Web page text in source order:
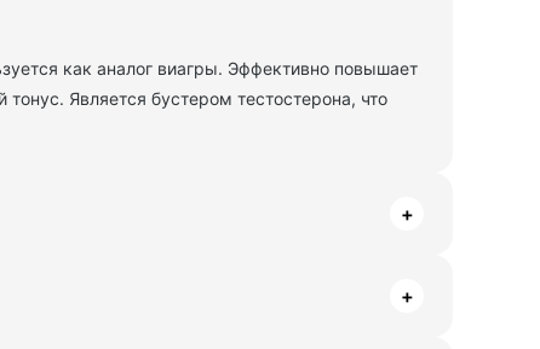
как аналог виагры. Эффективно повышает
Является бустером тестостерона, что
+
+